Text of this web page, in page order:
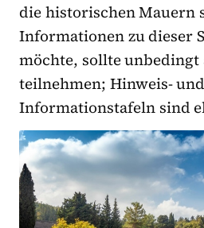
die historischen Mauern
Informationen zu dieser
möchte, sollte
teilnehmen; Hinweis- und
Informationstafeln sind